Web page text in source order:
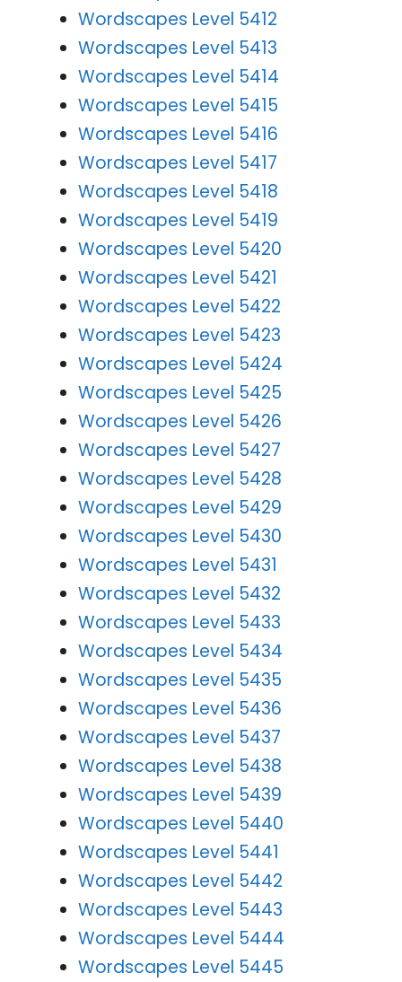
Wordscapes Level 5412
Wordscapes Level 5413
Wordscapes Level 5414
Wordscapes Level 5415
Wordscapes Level 5416
Wordscapes Level 5417
Wordscapes Level 5418
Wordscapes Level 5419
Wordscapes Level 5420
Wordscapes Level 5421
Wordscapes Level 5422
Wordscapes Level 5423
Wordscapes Level 5424
Wordscapes Level 5425
Wordscapes Level 5426
Wordscapes Level 5427
Wordscapes Level 5428
Wordscapes Level 5429
Wordscapes Level 5430
Wordscapes Level 5431
Wordscapes Level 5432
Wordscapes Level 5433
Wordscapes Level 5434
Wordscapes Level 5435
Wordscapes Level 5436
Wordscapes Level 5437
Wordscapes Level 5438
Wordscapes Level 5439
Wordscapes Level 5440
Wordscapes Level 5441
Wordscapes Level 5442
Wordscapes Level 5443
Wordscapes Level 5444
Wordscapes Level 5445